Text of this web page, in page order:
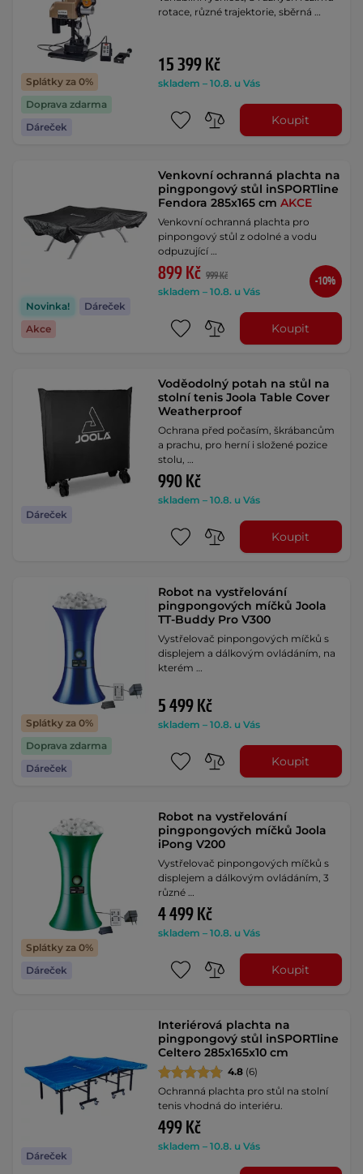
Splátky za 0%
Doprava zdarma
Dáreček
rotace, různé trajektorie, sběrná …
15 399 Kč
skladem – 10.8. u Vás
Koupit
Novinka!
Dáreček
Akce
Venkovní ochranná plachta na
pingpongový stůl inSPORTline
Fendora 285x165 cmAKCE
Venkovní ochranná plachta pro
pinpongový stůl z odolné a vodu
odpuzující …
899 Kč 999 Kč
skladem – 10.8. u Vás
-10%
Koupit
Dáreček
Voděodolný potah na stůl na
stolní tenis Joola Table Cover
Weatherproof
Ochrana před počasím, škrábancům
a prachu, pro herní i složené pozice
stolu, …
990 Kč
skladem – 10.8. u Vás
Koupit
Splátky za 0%
Doprava zdarma
Dáreček
Robot na vystřelování
pingpongových míčků Joola
TT-Buddy Pro V300
Vystřelovač pinpongových míčků s
displejem a dálkovým ovládáním, na
kterém …
5 499 Kč
skladem – 10.8. u Vás
Koupit
Splátky za 0%
Dáreček
Robot na vystřelování
pingpongových míčků Joola
iPong V200
Vystřelovač pinpongových míčků s
displejem a dálkovým ovládáním, 3
různé …
4 499 Kč
skladem – 10.8. u Vás
Koupit
Dáreček
Interiérová plachta na
pingpongový stůl inSPORTline
Celtero 285x165x10 cm
4.8 (6)
Ochranná plachta pro stůl na stolní
tenis vhodná do interiéru.
499 Kč
skladem – 10.8. u Vás